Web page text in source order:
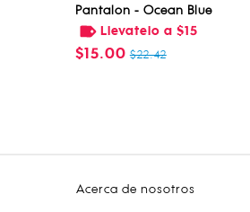
Pantalon - Ocean Blue
Llevatelo a $15
$15.00 $22.42
Acerca de nosotros